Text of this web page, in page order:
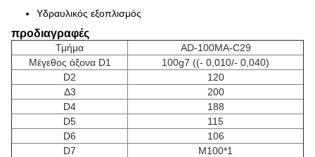
Υδραυλικός εξοπλισμός
προδιαγραφές
Τμήμα
AD-100MA-C29
Μέγεθος άξονα D1
100g7 ((- 0,010/- 0,040)
D2
120
Δ3
200
D4
188
D5
115
D6
106
D7
M100*1